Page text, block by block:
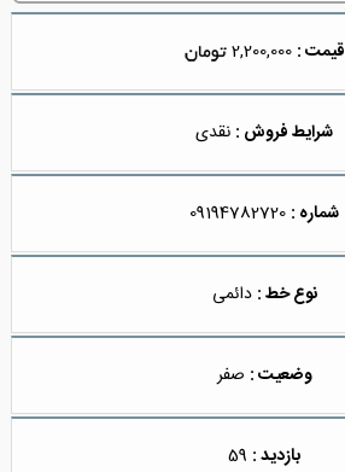
قیمت : 2,200,000
شرایط فروش : نقدی
شماره : 09194782720
نوع خط : دائمی
وضعیت : صفر
بازدید :